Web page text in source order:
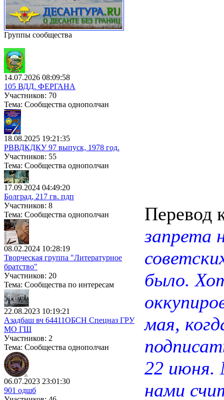
Группы сообщества
14.07.2026 08:09:58
105 ВДД. ФЕРГАНА
Участников: 70
Тема: Сообщества однополчан
18.08.2025 19:21:35
РВВДКДКУ 97 выпуск, 1978 год.
Участников: 55
Тема: Сообщества однополчан
17.09.2024 04:49:20
Болград, 217 гв. пдп
Участников: 8
Тема: Сообщества однополчан
08.02.2024 10:28:19
Творческая группа "Литературное
братство"
Участников: 20
Тема: Сообщества по интересам
22.08.2023 10:19:21
Азадбаш вч 64411ОБСН Спецназ ГРУ
МО ГШ
Участников: 2
Тема: Сообщества однополчан
06.07.2023 23:01:30
901 одшб
Перевод
запрета
было.
мая,
22 июня.
нами